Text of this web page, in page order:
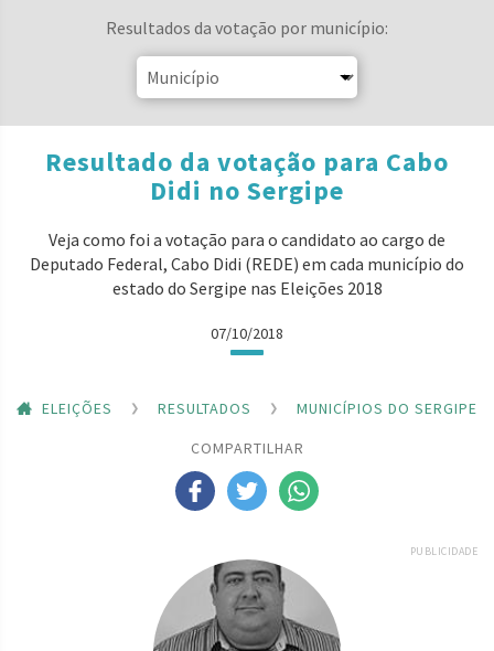
Resultados da votação por município:
Resultado da votação para Cabo
Didi no Sergipe
Veja como foi a votação para o candidato ao cargo de
Deputado Federal, Cabo Didi (REDE) em cada município do
estado do Sergipe nas Eleições 2018
07/10/2018
ELEIÇÕES RESULTADOS
MUNICÍPIOS DO SERGIPE
COMPARTILHAR
PUBLICIDADE